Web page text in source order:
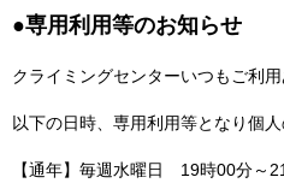
●​専用利用等のお知らせ
クライミングセンターいつもご利用
以下の日時、専用利用等となり個人
【通年】毎週水曜日 19時00分～